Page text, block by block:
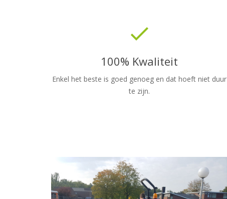
done
100% Kwaliteit
Enkel het beste is goed genoeg en dat hoeft niet duur
te zijn.